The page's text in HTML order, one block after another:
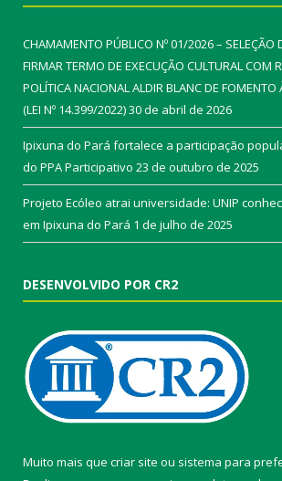
CHAMAMENTO PÚBLICO Nº 01/2026 – SELEÇÃO
FIRMAR TERMO DE EXECUÇÃO CULTURAL COM
POLÍTICA NACIONAL ALDIR BLANC DE FOMENTO
(LEI Nº 14.399/2022)30 de abril de 2026
Ipixuna do Pará fortalece a participação
do PPA Participativo 23 de outubro de 2025
Projeto Ecóleo atrai universidade: UNIP
em Ipixuna do Pará 1 de julho de 2025
DESENVOLVIDO POR CR2
Muito mais que criar site ou sistema para